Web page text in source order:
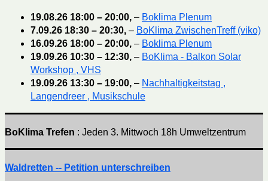
19.08.26 18:00 – 20:00, – Boklima Plenum
7.09.26 18:30 – 20:30, – BoKlima ZwischenTreff (viko)
16.09.26 18:00 – 20:00, – Boklima Plenum
19.09.26 10:30 – 12:30, – BoKlima - Balkon Solar
Workshop , VHS
19.09.26 13:30 – 19:00, – Nachhaltigkeitstag ,
Langendreer , Musikschule
BoKlima Trefen : Jeden 3. Mittwoch 18h Umweltzentrum
Waldretten -- Petition unterschreiben